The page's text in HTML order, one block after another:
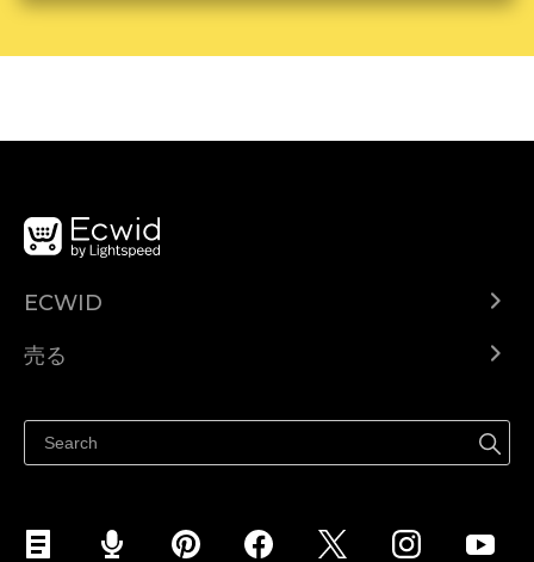
ECWID
ヘルプセンター
売る
Facebookで販売する
Instagramで販売する